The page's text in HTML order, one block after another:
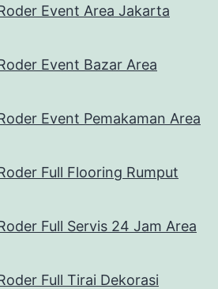
Event Area Jakarta
Event Bazar Area
Event Pemakaman Area
Full Flooring Rumput
Full Servis 24 Jam Area
Full Tirai Dekorasi